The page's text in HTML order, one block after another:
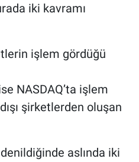
iki kavramı
işlem gördüğü
NASDAQ’ta işlem
şirketlerden oluşan
aslında iki